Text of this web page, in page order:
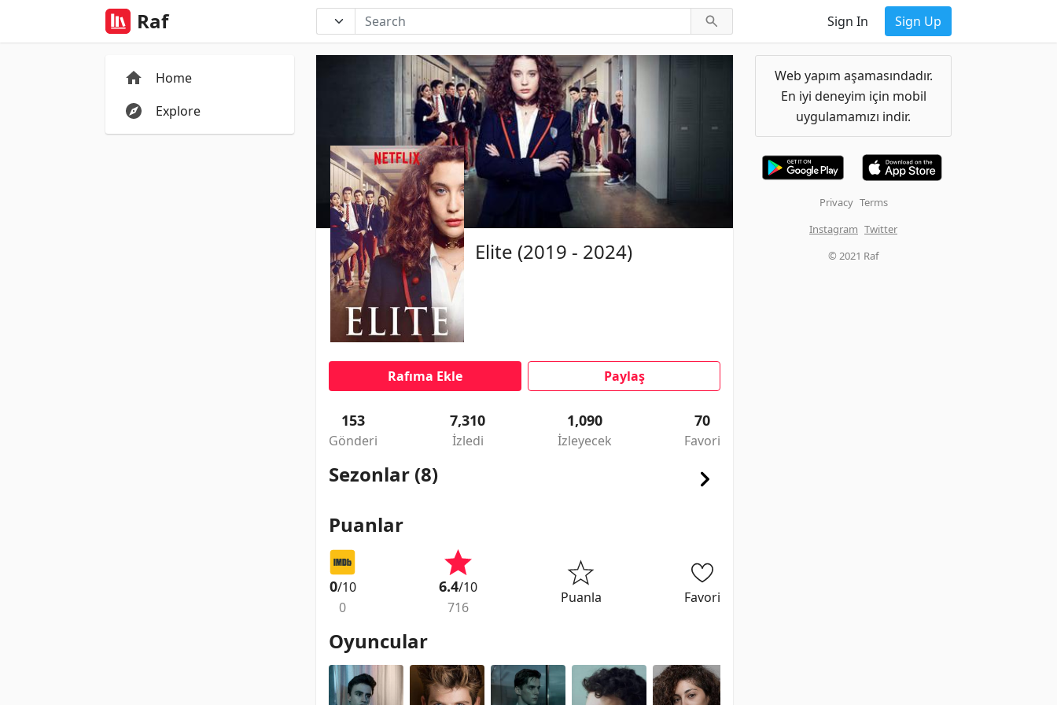
Raf Sign In Sign Up
Home
Explore
Elite (2019 - 2024)
Rafıma Ekle Paylaş
153
Gönderi
7,310
İzledi
1,090
İzleyecek
70
Favori
Sezonlar (8)
Puanlar
0/10
0
6.4/10
716
Puanla Favori
Oyuncular
Web yapım aşamasındadır.
En iyi deneyim için mobil
uygulamamızı indir.
Privacy Terms
Instagram Twitter
© 2021 Raf